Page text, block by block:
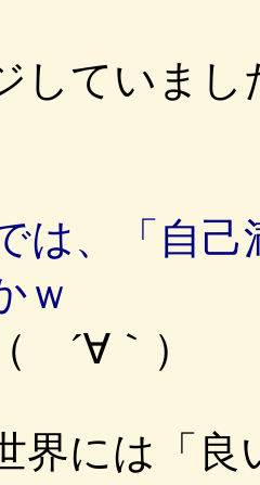
していま
は、「自
ｗ
´∀｀）
界には「